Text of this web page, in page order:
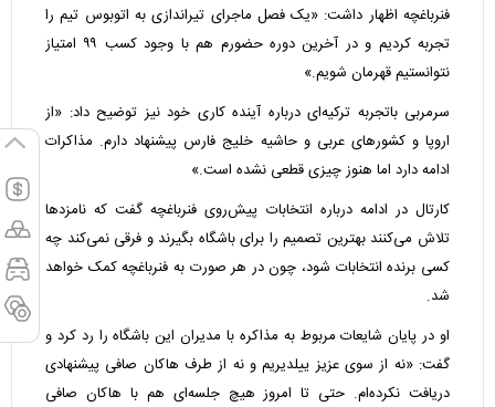
فنرباغچه اظهار داشت: «یک فصل ماجرای تیراندازی به اتوبوس تیم را
تجربه کردیم و در آخرین دوره حضورم هم با وجود کسب ۹۹ امتیاز
نتوانستیم قهرمان شویم.»
سرمربی باتجربه ترکیه‌ای درباره آینده کاری خود نیز توضیح داد: «از
اروپا و کشورهای عربی و حاشیه خلیج فارس پیشنهاد دارم. مذاکرات
ادامه دارد اما هنوز چیزی قطعی نشده است.»
کارتال در ادامه درباره انتخابات پیش‌روی فنرباغچه گفت که نامزدها
تلاش می‌کنند بهترین تصمیم را برای باشگاه بگیرند و فرقی نمی‌کند چه
کسی برنده انتخابات شود، چون در هر صورت به فنرباغچه کمک خواهد
شد.
او در پایان شایعات مربوط به مذاکره با مدیران این باشگاه را رد کرد و
گفت: «نه از سوی عزیز ییلدیریم و نه از طرف هاکان صافی پیشنهادی
دریافت نکرده‌ام. حتی تا امروز هیچ جلسه‌ای هم با هاکان صافی